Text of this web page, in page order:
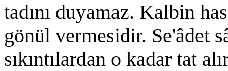
tadını duyamaz. Kalbin
gönül vermesidir. Se'âdet
sıkıntılardan o kadar tat